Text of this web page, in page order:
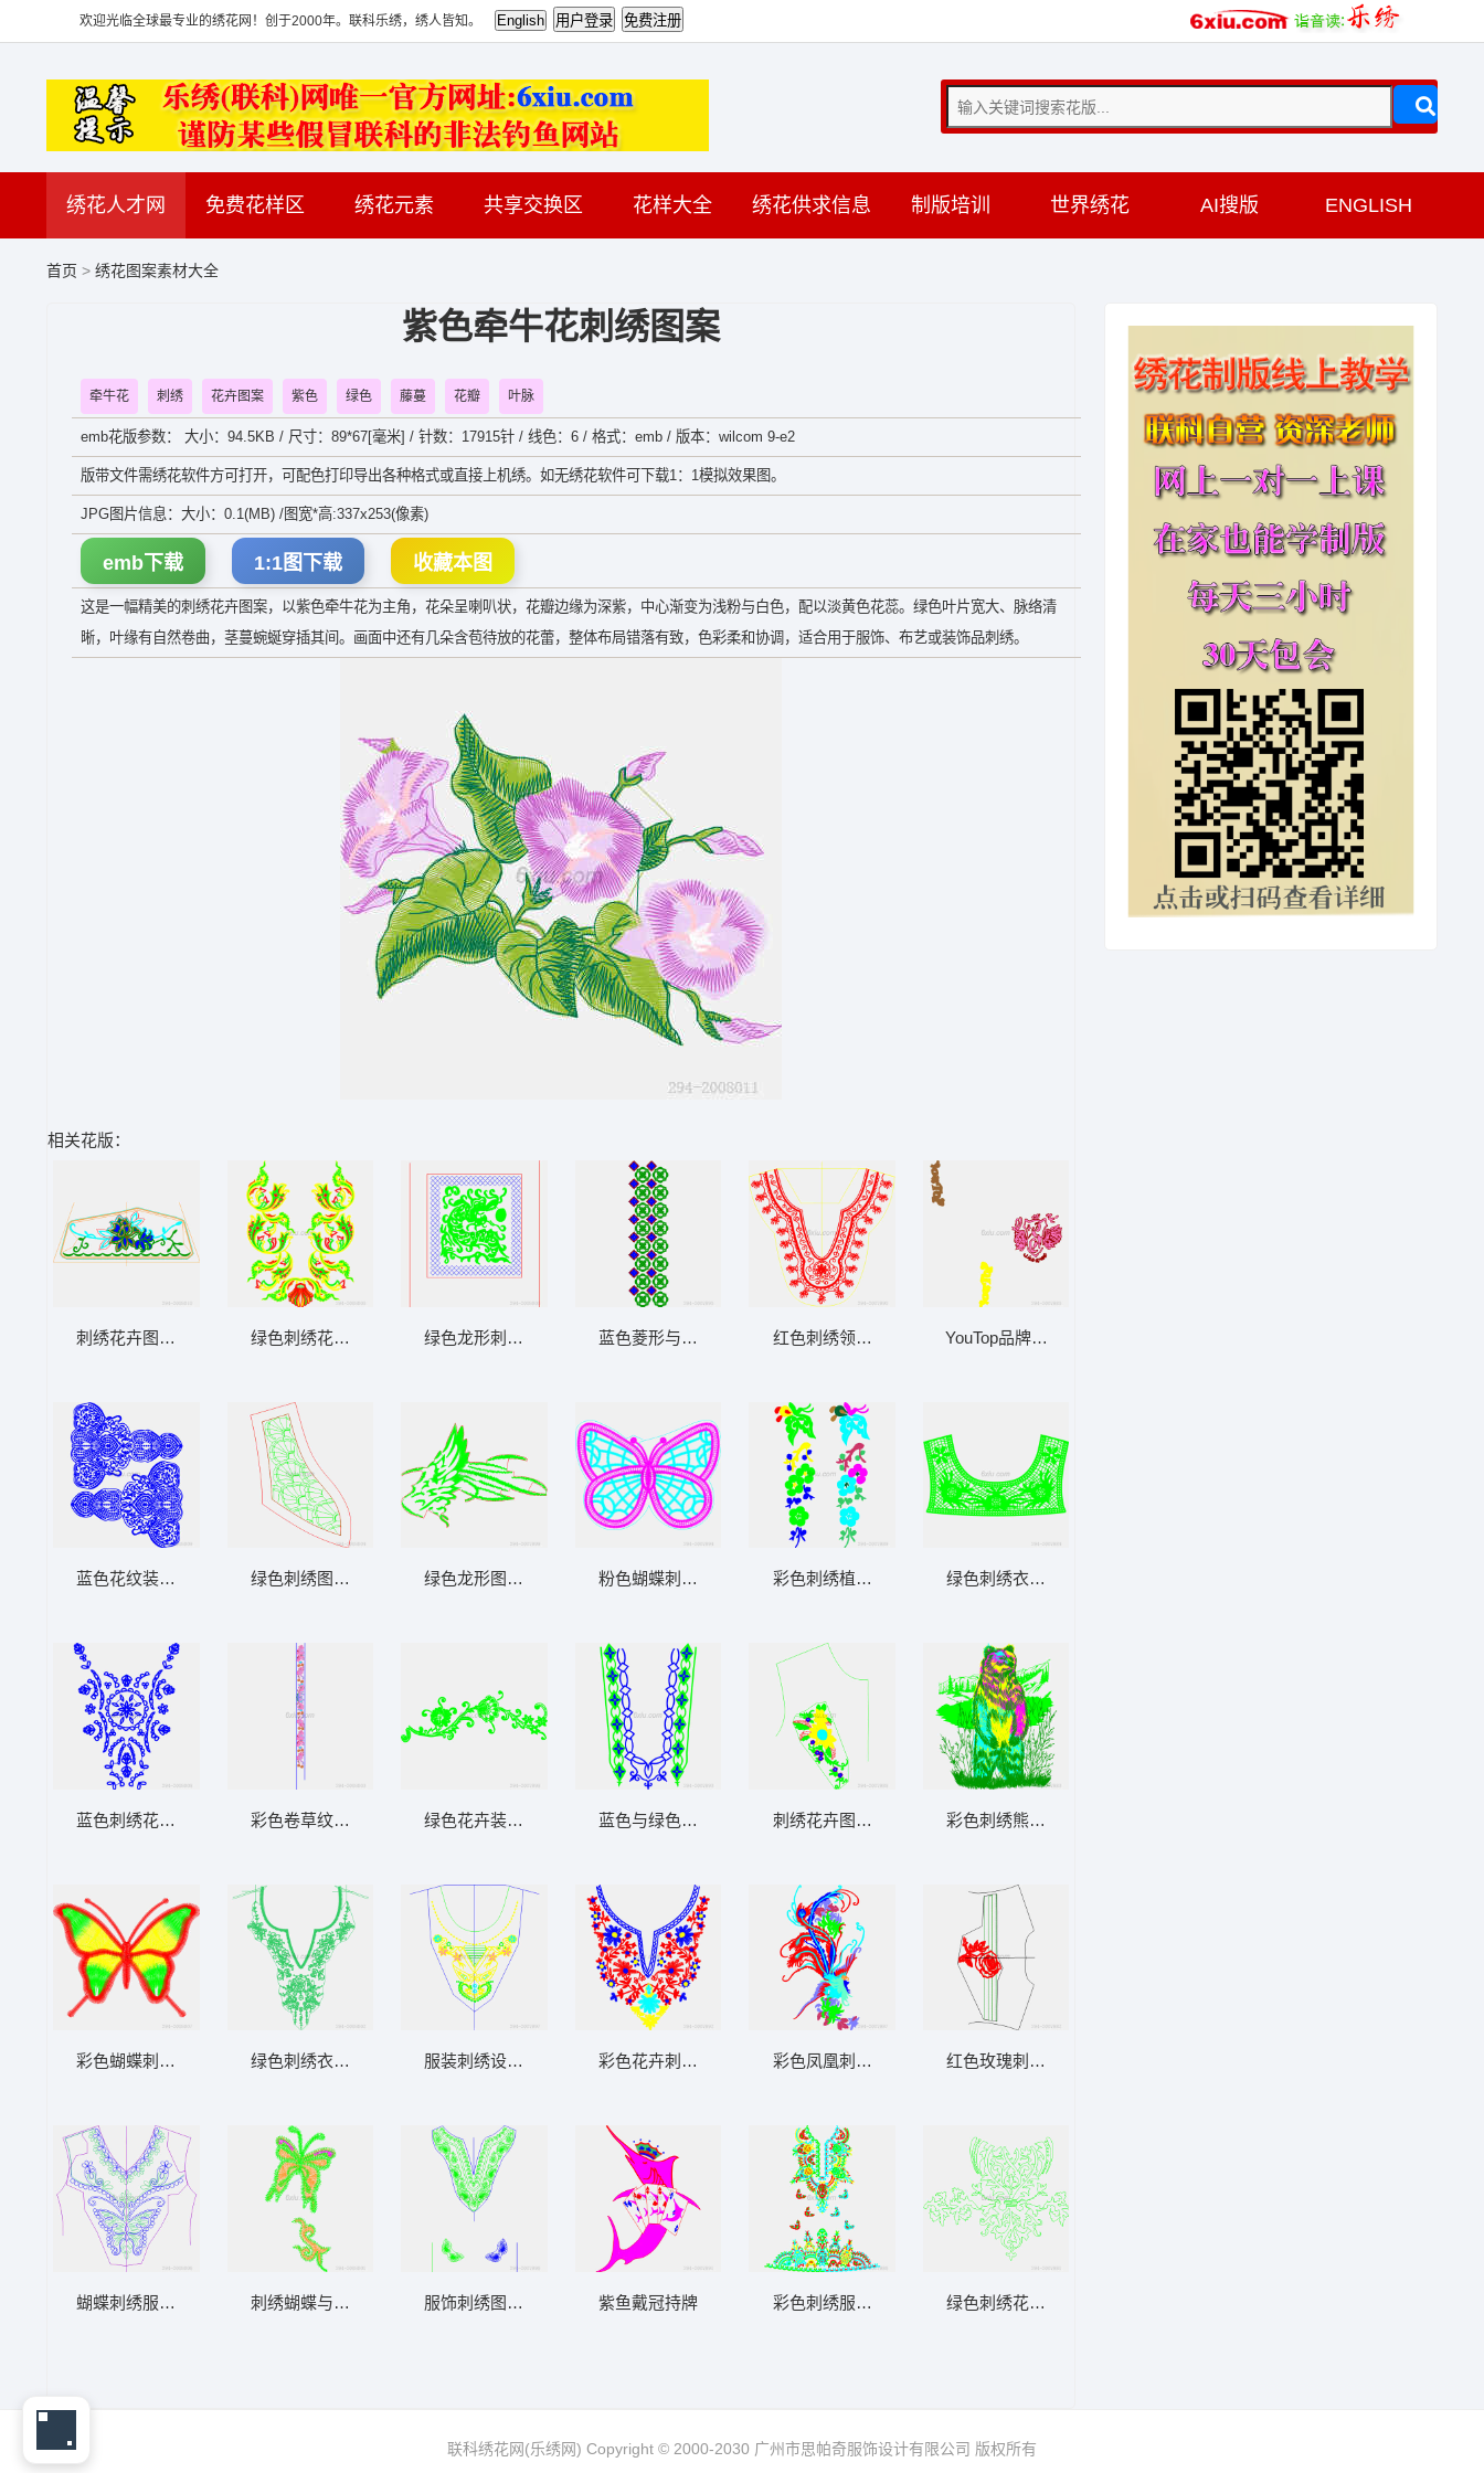
欢迎光临全球最专业的绣花网！创于2000年。联科乐绣，绣人皆知。
绣花人才网 免费花样区 绣花元素 共享交换区 花样大全 绣花供求信息 制版培训 世界绣花 AI搜版 ENGLISH
首页 > 绣花图案素材大全
紫色牵牛花刺绣图案
牵牛花 刺绣 花卉图案 紫色 绿色 藤蔓 花瓣 叶脉
emb花版参数： 大小：94.5KB / 尺寸：89*67[毫米] / 针数：17915针 / 线色：6 / 格式：emb / 版本：wilcom 9-e2
版带文件需绣花软件方可打开，可配色打印导出各种格式或直接上机绣。如无绣花软件可下载1：1模拟效果图。
JPG图片信息：大小：0.1(MB) /图宽*高:337x253(像素)
emb下载 1:1图下载 收藏本图
这是一幅精美的刺绣花卉图案，以紫色牵牛花为主角，花朵呈喇叭状，花瓣边缘为深紫，中心渐变为浅粉与白色，配以淡黄色花蕊。绿色叶片宽大、脉络清
晰，叶缘有自然卷曲，茎蔓蜿蜒穿插其间。画面中还有几朵含苞待放的花蕾，整体布局错落有致，色彩柔和协调，适合用于服饰、布艺或装饰品刺绣。
相关花版：
刺绣花卉图案设计图
蓝色花纹装饰图案设计
蓝色刺绣花纹图案设计
彩色蝴蝶刺绣图案
蝴蝶刺绣服装设计图
绿色刺绣花卉图案
绿色刺绣图案设计图
彩色卷草纹装饰带
绿色刺绣衣领设计图
刺绣蝴蝶与龙形图案
绿色龙形刺绣图案设计图
绿色龙形图案设计图
绿色花卉装饰图案
服装刺绣设计图
服饰刺绣图案设计图
蓝色菱形与绿色圆环图案排列
粉色蝴蝶刺绣图案
蓝色与绿色刺绣图案设计
彩色花卉刺绣衣领设计
紫鱼戴冠持牌
红色刺绣领口设计图
彩色刺绣植物图案集合
刺绣花卉图案设计图
彩色凤凰刺绣图案
彩色刺绣服装图案设计
YouTop品牌标志设计图
绿色刺绣衣领设计图
彩色刺绣熊站立图
红色玫瑰刺绣服装裁片图
绿色刺绣花纹图案设计图
联科绣花网(乐绣网) Copyright © 2000-2030 广州市思帕奇服饰设计有限公司 版权所有